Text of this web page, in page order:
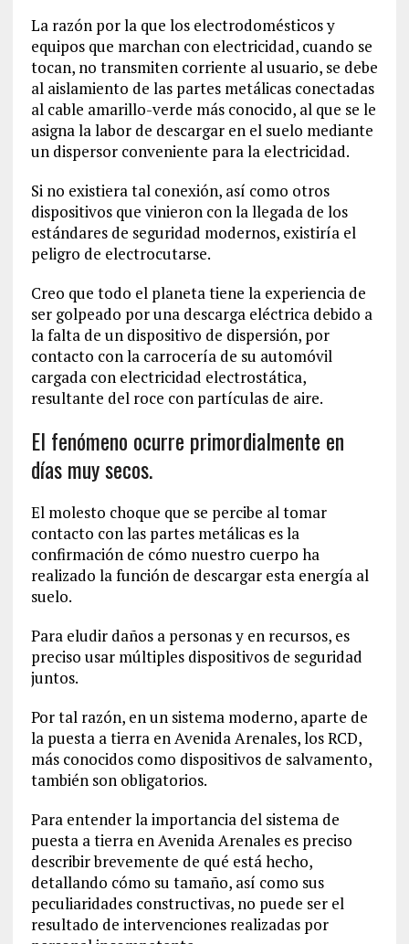
La razón por la que los electrodomésticos y
equipos que marchan con electricidad, cuando se
tocan, no transmiten corriente al usuario, se debe
al aislamiento de las partes metálicas conectadas
al cable amarillo-verde más conocido, al que se le
asigna la labor de descargar en el suelo mediante
un dispersor conveniente para la electricidad.
Si no existiera tal conexión, así como otros
dispositivos que vinieron con la llegada de los
estándares de seguridad modernos, existiría el
peligro de electrocutarse.
Creo que todo el planeta tiene la experiencia de
ser golpeado por una descarga eléctrica debido a
la falta de un dispositivo de dispersión, por
contacto con la carrocería de su automóvil
cargada con electricidad electrostática,
resultante del roce con partículas de aire.
El fenómeno ocurre primordialmente en
días muy secos.
El molesto choque que se percibe al tomar
contacto con las partes metálicas es la
confirmación de cómo nuestro cuerpo ha
realizado la función de descargar esta energía al
suelo.
Para eludir daños a personas y en recursos, es
preciso usar múltiples dispositivos de seguridad
juntos.
Por tal razón, en un sistema moderno, aparte de
la puesta a tierra en Avenida Arenales, los RCD,
más conocidos como dispositivos de salvamento,
también son obligatorios.
Para entender la importancia del sistema de
puesta a tierra en Avenida Arenales es preciso
describir brevemente de qué está hecho,
detallando cómo su tamaño, así como sus
peculiaridades constructivas, no puede ser el
resultado de intervenciones realizadas por